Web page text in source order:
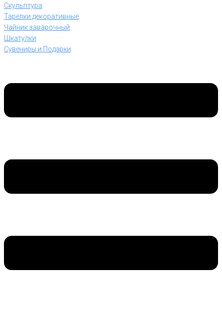
Скульптура
Тарелки декоративные
Чайник заварочный
Шкатулки
Сувениры и Подарки